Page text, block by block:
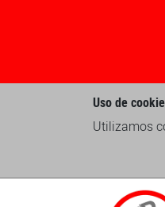
Uso de
Utilizamos